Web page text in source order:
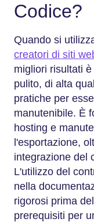
Codice?
Quando si
creatori di siti
migliori risultati
pulito, di alta
pratiche per
manutenibile. È
hosting e
l'esportazione,
integrazione del
L'utilizzo del
nella
rigorosi prima
prerequisiti per